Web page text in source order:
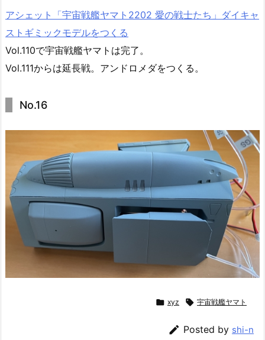
アシェット「宇宙戦艦ヤマト2202 愛の戦士たち」ダイキャ
ストギミックモデルをつくる
Vol.110で宇宙戦艦ヤマトは完了。
Vol.111からは延長戦。アンドロメダをつくる。
No.16
 xyz  宇宙戦艦ヤマト
 Posted by shi-n